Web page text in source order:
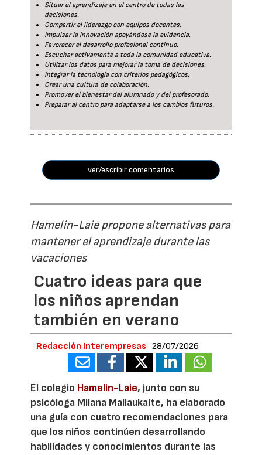
Situar el aprendizaje en el centro de todas las
decisiones.
Compartir el liderazgo con equipos docentes.
Impulsar la innovación apoyándose la evidencia.
Favorecer el desarrollo profesional continuo.
Escuchar activamente a toda la comunidad educativa.
Utilizar los datos para mejorar la toma de decisiones.
Integrar la tecnología con criterios pedagógicos.
Crear una cultura de colaboración.
Promover el bienestar del alumnado y del profesorado.
Preparar al centro para adaptarse a los cambios futuros.
ver/escribir comentarios
Hamelin-Laie propone alternativas para
mantener el aprendizaje durante las
vacaciones
Cuatro ideas para que
los niños aprendan
también en verano
Redacción Interempresas 28/07/2026
El colegio Hamelin-Laie, junto con su
psicóloga Milana Maliaukaite, ha elaborado
una guía con cuatro recomendaciones para
que los niños continúen desarrollando
habilidades y conocimientos durante las